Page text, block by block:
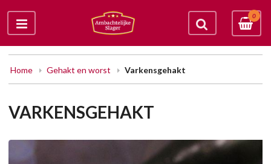
0
Home Gehakt en worst Varkensgehakt
VARKENSGEHAKT